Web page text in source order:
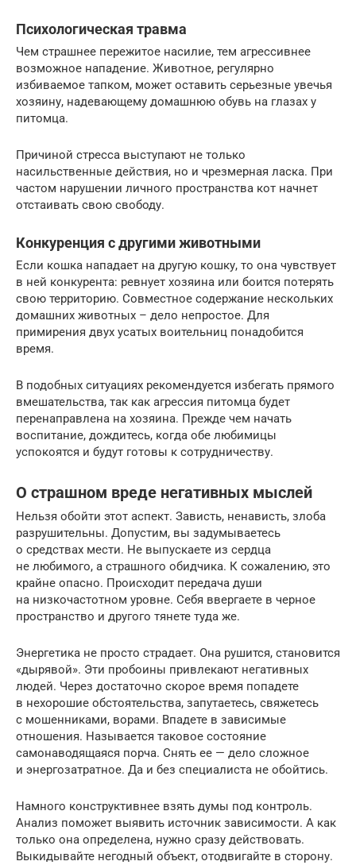
Психологическая травма
Чем страшнее пережитое насилие, тем агрессивнее
возможное нападение. Животное, регулярно
избиваемое тапком, может оставить серьезные увечья
хозяину, надевающему домашнюю обувь на глазах у
питомца.
Причиной стресса выступают не только
насильственные действия, но и чрезмерная ласка. При
частом нарушении личного пространства кот начнет
отстаивать свою свободу.
Конкуренция с другими животными
Если кошка нападает на другую кошку, то она чувствует
в ней конкурента: ревнует хозяина или боится потерять
свою территорию. Совместное содержание нескольких
домашних животных – дело непростое. Для
примирения двух усатых воительниц понадобится
время.
В подобных ситуациях рекомендуется избегать прямого
вмешательства, так как агрессия питомца будет
перенаправлена на хозяина. Прежде чем начать
воспитание, дождитесь, когда обе любимицы
успокоятся и будут готовы к сотрудничеству.
О страшном вреде негативных мыслей
Нельзя обойти этот аспект. Зависть, ненависть, злоба
разрушительны. Допустим, вы задумываетесь
о средствах мести. Не выпускаете из сердца
не любимого, а страшного обидчика. К сожалению, это
крайне опасно. Происходит передача души
на низкочастотном уровне. Себя ввергаете в черное
пространство и другого тянете туда же.
Энергетика не просто страдает. Она рушится, становится
«дырявой». Эти пробоины привлекают негативных
людей. Через достаточно скорое время попадете
в нехорошие обстоятельства, запутаетесь, свяжетесь
с мошенниками, ворами. Впадете в зависимые
отношения. Называется таковое состояние
самонаводящаяся порча. Снять ее — дело сложное
и энергозатратное. Да и без специалиста не обойтись.
Намного конструктивнее взять думы под контроль.
Анализ поможет выявить источник зависимости. А как
только она определена, нужно сразу действовать.
Выкидывайте негодный объект, отодвигайте в сторону.